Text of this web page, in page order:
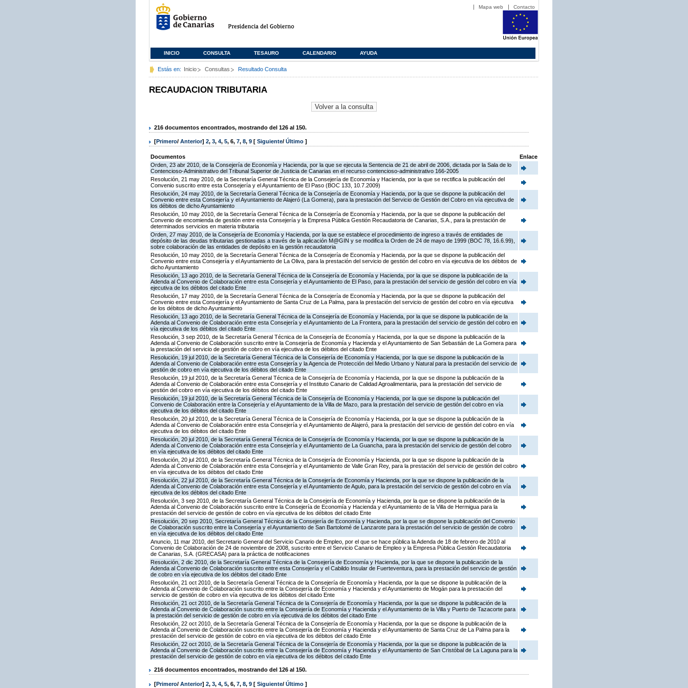
Mapa web Contacto
INICIO CONSULTA TESAURO CALENDARIO AYUDA
Estás en: Inicio Consultas Resultado Consulta
RECAUDACION TRIBUTARIA
216 documentos encontrados, mostrando del 126 al 150.
[Primero/ Anterior] 2, 3, 4, 5, 6, 7, 8, 9 [ Siguiente/ Último ]
Documentos
Enlace
Orden, 23 abr 2010, de la Consejería de Economía y Hacienda, por la que se ejecuta la Sentencia de 21 de abril de 2006, dictada por la Sala de lo
Contencioso-Administrativo del Tribunal Superior de Justicia de Canarias en el recurso contencioso-administrativo 166-2005
Resolución, 21 may 2010, de la Secretaría General Técnica de la Consejería de Economía y Hacienda, por la que se rectifica la publicación del
Convenio suscrito entre esta Consejería y el Ayuntamiento de El Paso (BOC 133, 10.7.2009)
Resolución, 24 may 2010, de la Secretaría General Técnica de la Consejería de Economía y Hacienda, por la que se dispone la publicación del
Convenio entre esta Consejería y el Ayuntamiento de Alajeró (La Gomera), para la prestación del Servicio de Gestión del Cobro en vía ejecutiva de
los débitos de dicho Ayuntamiento
Resolución, 10 may 2010, de la Secretaría General Técnica de la Consejería de Economía y Hacienda, por la que se dispone la publicación del
Convenio de encomienda de gestión entre esta Consejería y la Empresa Pública Gestión Recaudatoria de Canarias, S.A., para la prestación de
determinados servicios en materia tributaria
Orden, 27 may 2010, de la Consejería de Economía y Hacienda, por la que se establece el procedimiento de ingreso a través de entidades de
depósito de las deudas tributarias gestionadas a través de la aplicación M@GIN y se modifica la Orden de 24 de mayo de 1999 (BOC 78, 16.6.99),
sobre colaboración de las entidades de depósito en la gestión recaudatoria
Resolución, 10 may 2010, de la Secretaría General Técnica de la Consejería de Economía y Hacienda, por la que se dispone la publicación del
Convenio entre esta Consejería y el Ayuntamiento de La Oliva, para la prestación del servicio de gestión del cobro en vía ejecutiva de los débitos de
dicho Ayuntamiento
Resolución, 13 ago 2010, de la Secretaría General Técnica de la Consejería de Economía y Hacienda, por la que se dispone la publicación de la
Adenda al Convenio de Colaboración entre esta Consejería y el Ayuntamiento de El Paso, para la prestación del servicio de gestión del cobro en vía
ejecutiva de los débitos del citado Ente
Resolución, 17 may 2010, de la Secretaría General Técnica de la Consejería de Economía y Hacienda, por la que se dispone la publicación del
Convenio entre esta Consejería y el Ayuntamiento de Santa Cruz de La Palma, para la prestación del servicio de gestión del cobro en vía ejecutiva
de los débitos de dicho Ayuntamiento
Resolución, 13 ago 2010, de la Secretaría General Técnica de la Consejería de Economía y Hacienda, por la que se dispone la publicación de la
Adenda al Convenio de Colaboración entre esta Consejería y el Ayuntamiento de La Frontera, para la prestación del servicio de gestión del cobro en
vía ejecutiva de los débitos del citado Ente
Resolución, 3 sep 2010, de la Secretaría General Técnica de la Consejería de Economía y Hacienda, por la que se dispone la publicación de la
Adenda al Convenio de Colaboración suscrito entre la Consejería de Economía y Hacienda y el Ayuntamiento de San Sebastián de La Gomera para
la prestación del servicio de gestión de cobro en vía ejecutiva de los débitos del citado Ente
Resolución, 19 jul 2010, de la Secretaría General Técnica de la Consejería de Economía y Hacienda, por la que se dispone la publicación de la
Adenda al Convenio de Colaboración entre esta Consejería y la Agencia de Protección del Medio Urbano y Natural para la prestación del servicio de
gestión de cobro en vía ejecutiva de los débitos del citado Ente
Resolución, 19 jul 2010, de la Secretaría General Técnica de la Consejería de Economía y Hacienda, por la que se dispone la publicación de la
Adenda al Convenio de Colaboración entre esta Consejería y el Instituto Canario de Calidad Agroalimentaria, para la prestación del servicio de
gestión del cobro en vía ejecutiva de los débitos del citado Ente
Resolución, 19 jul 2010, de la Secretaría General Técnica de la Consejería de Economía y Hacienda, por la que se dispone la publicación del
Convenio de Colaboración entre la Consejería y el Ayuntamiento de la Villa de Mazo, para la prestación del servicio de gestión del cobro en vía
ejecutiva de los débitos del citado Ente
Resolución, 20 jul 2010, de la Secretaría General Técnica de la Consejería de Economía y Hacienda, por la que se dispone la publicación de la
Adenda al Convenio de Colaboración entre esta Consejería y el Ayuntamiento de Alajeró, para la prestación del servicio de gestión del cobro en vía
ejecutiva de los débitos del citado Ente
Resolución, 20 jul 2010, de la Secretaría General Técnica de la Consejería de Economía y Hacienda, por la que se dispone la publicación de la
Adenda al Convenio de Colaboración entre esta Consejería y el Ayuntamiento de La Guancha, para la prestación del servicio de gestión del cobro
en vía ejecutiva de los débitos del citado Ente
Resolución, 20 jul 2010, de la Secretaría General Técnica de la Consejería de Economía y Hacienda, por la que se dispone la publicación de la
Adenda al Convenio de Colaboración entre esta Consejería y el Ayuntamiento de Valle Gran Rey, para la prestación del servicio de gestión del cobro
en vía ejecutiva de los débitos del citado Ente
Resolución, 22 jul 2010, de la Secretaría General Técnica de la Consejería de Economía y Hacienda, por la que se dispone la publicación de la
Adenda al Convenio de Colaboración entre esta Consejería y el Ayuntamiento de Agulo, para la prestación del servicio de gestión del cobro en vía
ejecutiva de los débitos del citado Ente
Resolución, 3 sep 2010, de la Secretaría General Técnica de la Consejería de Economía y Hacienda, por la que se dispone la publicación de la
Adenda al Convenio de Colaboración suscrito entre la Consejería de Economía y Hacienda y el Ayuntamiento de la Villa de Hermigua para la
prestación del servicio de gestión de cobro en vía ejecutiva de los débitos del citado Ente
Resolución, 20 sep 2010, Secretaría General Técnica de la Consejería de Economía y Hacienda, por la que se dispone la publicación del Convenio
de Colaboración suscrito entre la Consejería y el Ayuntamiento de San Bartolomé de Lanzarote para la prestación del servicio de gestión de cobro
en vía ejecutiva de los débitos del citado Ente
Anuncio, 11 mar 2010, del Secretario General del Servicio Canario de Empleo, por el que se hace pública la Adenda de 18 de febrero de 2010 al
Convenio de Colaboración de 24 de noviembre de 2008, suscrito entre el Servicio Canario de Empleo y la Empresa Pública Gestión Recaudatoria
de Canarias, S.A. (GRECASA) para la práctica de notificaciones
Resolución, 2 dic 2010, de la Secretaría General Técnica de la Consejería de Economía y Hacienda, por la que se dispone la publicación de la
Adenda al Convenio de Colaboración suscrito entre esta Consejería y el Cabildo Insular de Fuerteventura, para la prestación del servicio de gestión
de cobro en vía ejecutiva de los débitos del citado Ente
Resolución, 21 oct 2010, de la Secretaría General Técnica de la Consejería de Economía y Hacienda, por la que se dispone la publicación de la
Adenda al Convenio de Colaboración suscrito entre la Consejería de Economía y Hacienda y el Ayuntamiento de Mogán para la prestación del
servicio de gestión de cobro en vía ejecutiva de los débitos del citado Ente
Resolución, 21 oct 2010, de la Secretaría General Técnica de la Consejería de Economía y Hacienda, por la que se dispone la publicación de la
Adenda al Convenio de Colaboración suscrito entre la Consejería de Economía y Hacienda y el Ayuntamiento de la Villa y Puerto de Tazacorte para
la prestación del servicio de gestión de cobro en vía ejecutiva de los débitos del citado Ente
Resolución, 22 oct 2010, de la Secretaría General Técnica de la Consejería de Economía y Hacienda, por la que se dispone la publicación de la
Adenda al Convenio de Colaboración suscrito entre la Consejería de Economía y Hacienda y el Ayuntamiento de Santa Cruz de La Palma para la
prestación del servicio de gestión de cobro en vía ejecutiva de los débitos del citado Ente
Resolución, 22 oct 2010, de la Secretaría General Técnica de la Consejería de Economía y Hacienda, por la que se dispone la publicación de la
Adenda al Convenio de Colaboración suscrito entre la Consejería de Economía y Hacienda y el Ayuntamiento de San Cristóbal de La Laguna para la
prestación del servicio de gestión de cobro en vía ejecutiva de los débitos del citado Ente
216 documentos encontrados, mostrando del 126 al 150.
[Primero/ Anterior] 2, 3, 4, 5, 6, 7, 8, 9 [ Siguiente/ Último ]